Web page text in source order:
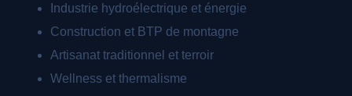
Industrie hydroélectrique et énergie
Construction et BTP de montagne
Artisanat traditionnel et terroir
Wellness et thermalisme